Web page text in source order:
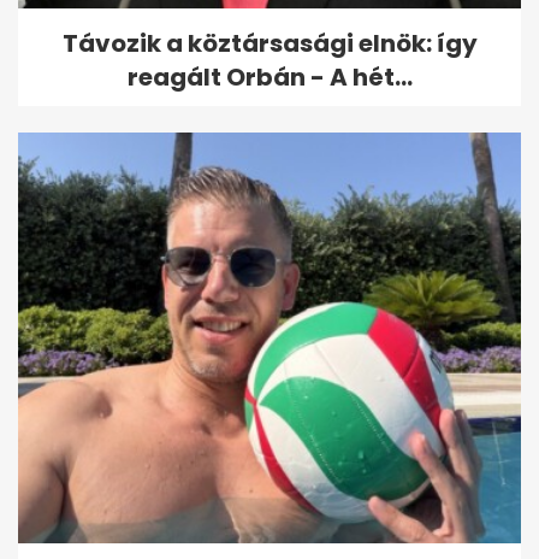
Távozik a köztársasági elnök: így
reagált Orbán - A hét...